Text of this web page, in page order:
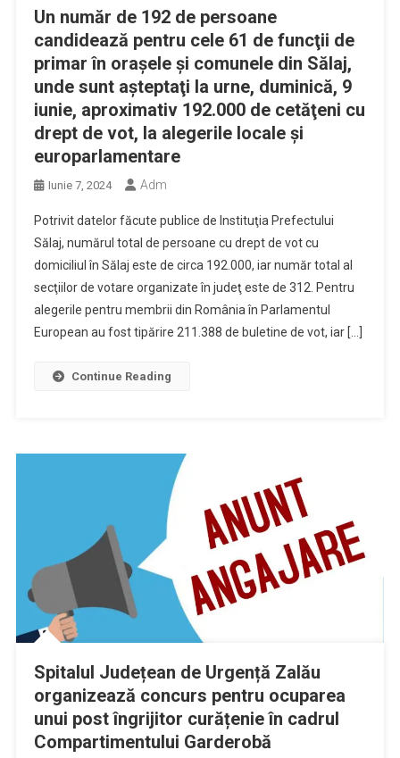
Un număr de 192 de persoane
candidează pentru cele 61 de funcţii de
primar în oraşele şi comunele din Sălaj,
unde sunt aşteptaţi la urne, duminică, 9
iunie, aproximativ 192.000 de cetăţeni cu
drept de vot, la alegerile locale şi
europarlamentare
Iunie 7, 2024 Adm
Potrivit datelor făcute publice de Instituţia Prefectului
Sălaj, numărul total de persoane cu drept de vot cu
domiciliul în Sălaj este de circa 192.000, iar număr total al
secţiilor de votare organizate în judeţ este de 312. Pentru
alegerile pentru membrii din România în Parlamentul
European au fost tipărire 211.388 de buletine de vot, iar […]
Continue Reading
Spitalul Județean de Urgență Zalău
organizează concurs pentru ocuparea
unui post îngrijitor curățenie în cadrul
Compartimentului Garderobă